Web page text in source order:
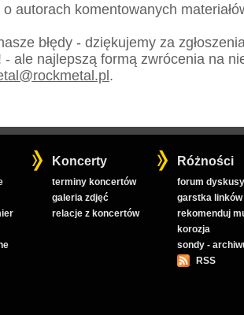
autorach komentowanych
błędy - dziękujemy za
- ale najlepszą formą zwrócenia na
@rockmetal.pl.
Koncerty
terminy koncertów
galeria zdjęć
relacje z koncertów
Różności
forum
garstka linków
rekomenduj
korozja
sondy -
RSS